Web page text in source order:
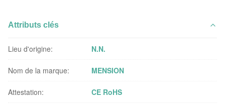
Attributs clés
Lieu d'origine: N.N.
Nom de la marque: MENSION
Attestation: CE RoHS